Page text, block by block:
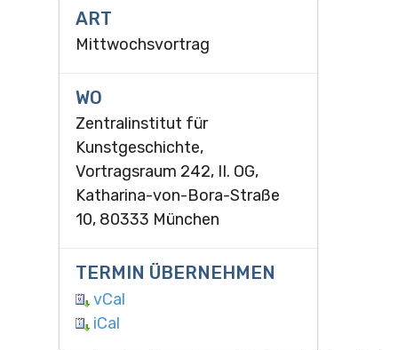
ART
Mittwochsvortrag
WO
Zentralinstitut für
Kunstgeschichte,
Vortragsraum 242, II. OG,
Katharina-von-Bora-Straße
10, 80333 München
TERMIN ÜBERNEHMEN
vCal
iCal